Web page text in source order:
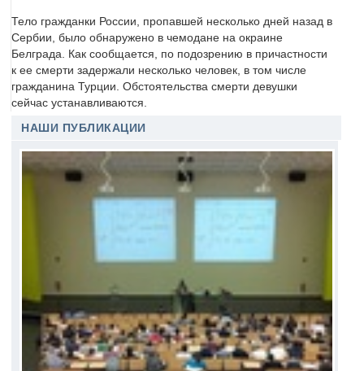
Тело гражданки России, пропавшей несколько дней назад в
Сербии, было обнаружено в чемодане на окраине
Белграда. Как сообщается, по подозрению в причастности
к ее смерти задержали несколько человек, в том числе
гражданина Турции. Обстоятельства смерти девушки
сейчас устанавливаются.
НАШИ ПУБЛИКАЦИИ